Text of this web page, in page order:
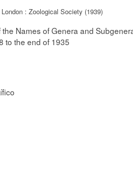
: Zoological Society (1939)
Names of Genera and
to the end of 1935